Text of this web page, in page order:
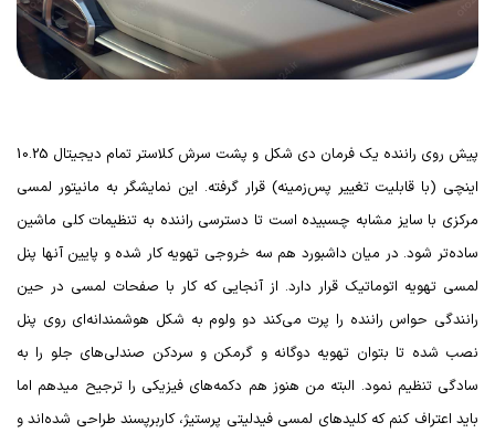
پیش روی راننده یک فرمان دی شکل و پشت سرش کلاستر تمام دیجیتال 10.25
اینچی (با قابلیت تغییر پس‌زمینه) قرار گرفته. این نمایشگر به مانیتور لمسی
مرکزی با سایز مشابه چسبیده است تا دسترسی راننده به تنظیمات کلی ماشین
ساده‌تر شود. در میان داشبورد هم سه خروجی تهویه کار شده و پایین آنها پنل
لمسی تهویه اتوماتیک قرار دارد. از آنجایی که کار با صفحات لمسی در حین
رانندگی حواس راننده را پرت می‌کند دو ولوم به شکل هوشمندانه‌ای روی پنل
نصب شده تا بتوان تهویه دوگانه و گرمکن و سردکن صندلی‌های جلو را به
سادگی تنظیم نمود. البته من هنوز هم دکمه‌های فیزیکی را ترجیح میدهم اما
باید اعتراف کنم که کلیدهای لمسی فیدلیتی پرستیژ، کاربرپسند طراحی شده‌اند و